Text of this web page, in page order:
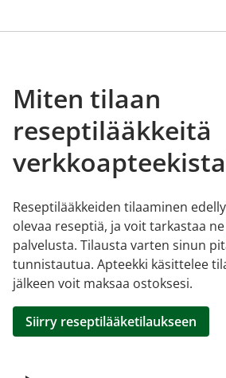
Miten tilaan
reseptilääkkeitä
Reseptilääkkeiden tilaaminen
olevaa reseptiä, ja voit tarkastaa ne
palvelusta. Tilausta varten sinun
tunnistautua. Apteekki käsittelee
jälkeen voit maksaa ostoksesi.
Siirry reseptilääketilaukseen